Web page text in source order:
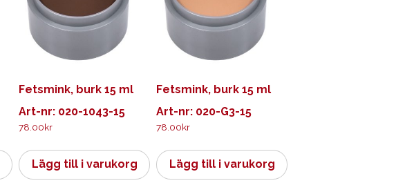
Fetsmink, burk 15 ml
Art-nr: 020-1043-15
78.00kr
Lägg till i varukorg
Fetsmink, burk 15 ml
Art-nr: 020-G3-15
78.00kr
Lägg till i varukorg